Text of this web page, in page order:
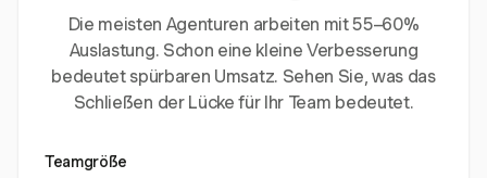
Die meisten Agenturen arbeiten mit 55–60%
Auslastung. Schon eine kleine Verbesserung
bedeutet spürbaren Umsatz. Sehen Sie, was das
Schließen der Lücke für Ihr Team bedeutet.
Teamgröße